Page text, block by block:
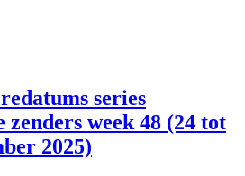
series
zenders week 48 (24 tot
2025)